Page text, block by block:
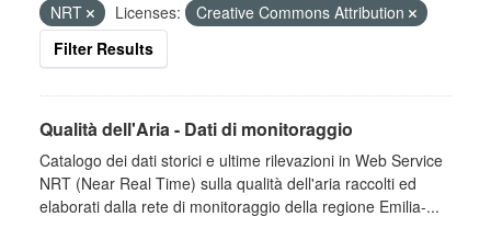
NRT
Licenses:
Creative Commons Attribution
Filter Results
Qualità dell'Aria - Dati di monitoraggio
Catalogo dei dati storici e ultime rilevazioni in Web Service
NRT (Near Real Time) sulla qualità dell'aria raccolti ed
elaborati dalla rete di monitoraggio della regione Emilia-...